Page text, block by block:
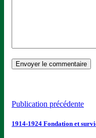
Publication précédente
1914-1924 Fondation et